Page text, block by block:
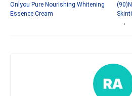
Onlyou Pure Nourishing Whitening
Essence Cream
→